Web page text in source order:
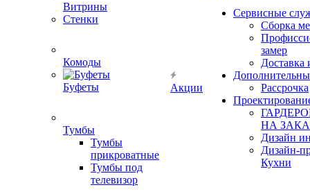
Витрины
Стенки
Комоды
Буфеты
Тумбы
Тумбы
прикроватные
Тумбы под
телевизор
Акции
Сервисные
Сборка
замер
Доставка
Рассрочка
НА
Дизайн
Дизайн-
Кухни